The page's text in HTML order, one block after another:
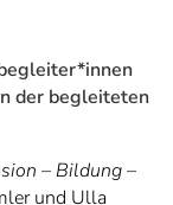
der begleiteten
– Bildung –
und Ulla